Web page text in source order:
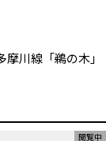
川線「鵜の木」